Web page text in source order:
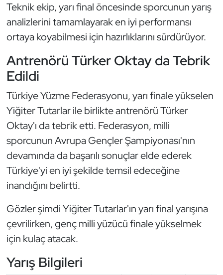
Teknik ekip, yarı final öncesinde sporcunun yarış
analizlerini tamamlayarak en iyi performansı
ortaya koyabilmesi için hazırlıklarını sürdürüyor.
Antrenörü Türker Oktay da Tebrik
Edildi
Türkiye Yüzme Federasyonu, yarı finale yükselen
Yiğiter Tutarlar ile birlikte antrenörü Türker
Oktay'ı da tebrik etti. Federasyon, milli
sporcunun Avrupa Gençler Şampiyonası'nın
devamında da başarılı sonuçlar elde ederek
Türkiye'yi en iyi şekilde temsil edeceğine
inandığını belirtti.
Gözler şimdi Yiğiter Tutarlar'ın yarı final yarışına
çevrilirken, genç milli yüzücü finale yükselmek
için kulaç atacak.
Yarış Bilgileri
Okçuluk
Optimist
Oryantiring
Özel Sporcular
Paralimpik
Ragbi
Satranç
Su Topu
Sualtı Sporları
Tekvando
Tenis